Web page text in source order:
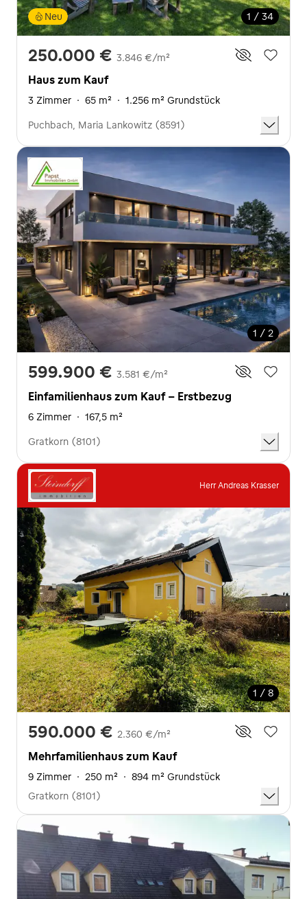
1 / 34
Neu
250.000 € 3.846 €/m²
Haus zum Kauf
3 Zimmer · 65 m² · 1.256 m² Grundstück
Puchbach, Maria Lankowitz (8591)
1 / 2
599.900 € 3.581 €/m²
Einfamilienhaus zum Kauf - Erstbezug
6 Zimmer · 167,5 m²
Gratkorn (8101)
Herr Andreas Krasser
1 / 8
590.000 € 2.360 €/m²
Mehrfamilienhaus zum Kauf
9 Zimmer · 250 m² · 894 m² Grundstück
Gratkorn (8101)